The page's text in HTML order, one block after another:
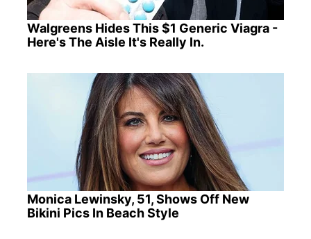
Walgreens Hides This $1 Generic Viagra -
Here's The Aisle It's Really In.
Monica Lewinsky, 51, Shows Off New
Bikini Pics In Beach Style